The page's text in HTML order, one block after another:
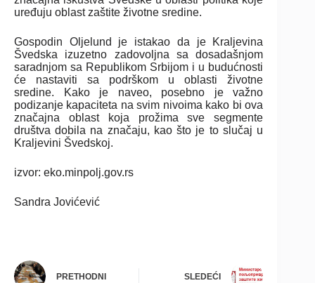
uređuju oblast zaštite životne sredine.
Gospodin Oljelund je istakao da je Kraljevina
Švedska izuzetno zadovoljna sa dosadašnjom
saradnjom sa Republikom Srbijom i u budućnosti
će nastaviti sa podrškom u oblasti životne
sredine. Kako je naveo, posebno je važno
podizanje kapaciteta na svim nivoima kako bi ova
značajna oblast koja prožima sve segmente
društva dobila na značaju, kao što je to slučaj u
Kraljevini Švedskoj.
izvor: eko.minpolj.gov.rs
Sandra Jovićević
PRETHODNI SLEDEĆI